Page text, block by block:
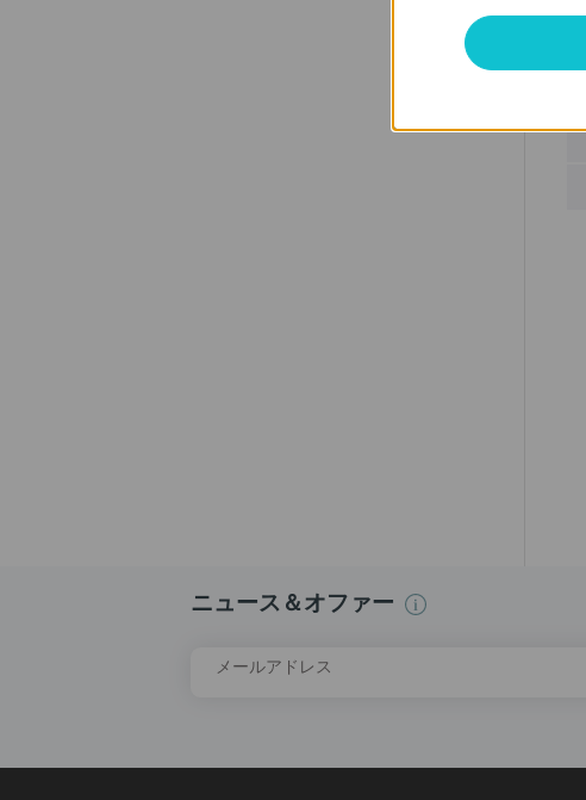
ニュース＆オファー
メールアドレス